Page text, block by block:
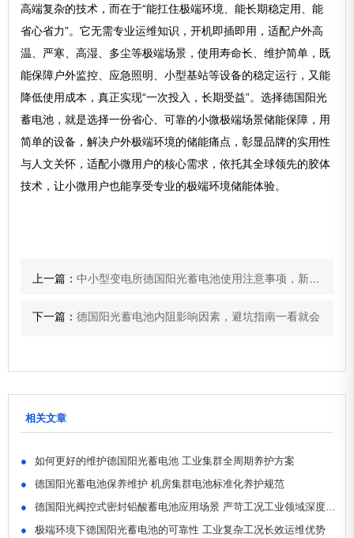
高端复杂的技术，而在于“能扛住极端环境、能长期稳定用、能
省心省力”。它无需专业运维知识，开机即插即用，适配户外高
温、严寒、高湿、多尘等极端场景，使用寿命长、维护简单，既
能保障户外监控、应急照明、小型基站等设备的稳定运行，又能
降低使用成本，真正实现“一次投入，长期受益”。选择德国阳光
蓄电池，就是选择一份省心、可靠的小微极端场景储能保障，用
简单的设备，解决户外极端环境的储能痛点，彰显品牌的实用性
与人文关怀，适配小微用户的核心需求，依托其全球领先的胶体
技术，让小微用户也能享受专业的极端环境储能体验。
上一篇：中小型变电所德国阳光蓄电池使用注意事项，新手也能规范运维
下一篇：德国阳光蓄电池内阻影响因素，避坑指南一看就会
相关文章
●
如何更好的维护德国阳光蓄电池 工业集群全周期养护方案
●
德国阳光蓄电池保养维护 机房集群电池标准化养护规范
●
德国阳光阀控式密封铅酸蓄电池应用场景 严苛工况工业领域深度适配
●
极端环境下德国阳光蓄电池的可靠性 工业复杂工况长效运维优势